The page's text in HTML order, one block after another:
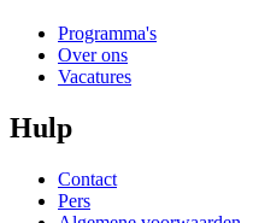
Programma's
Over ons
Vacatures
Hulp
Contact
Pers